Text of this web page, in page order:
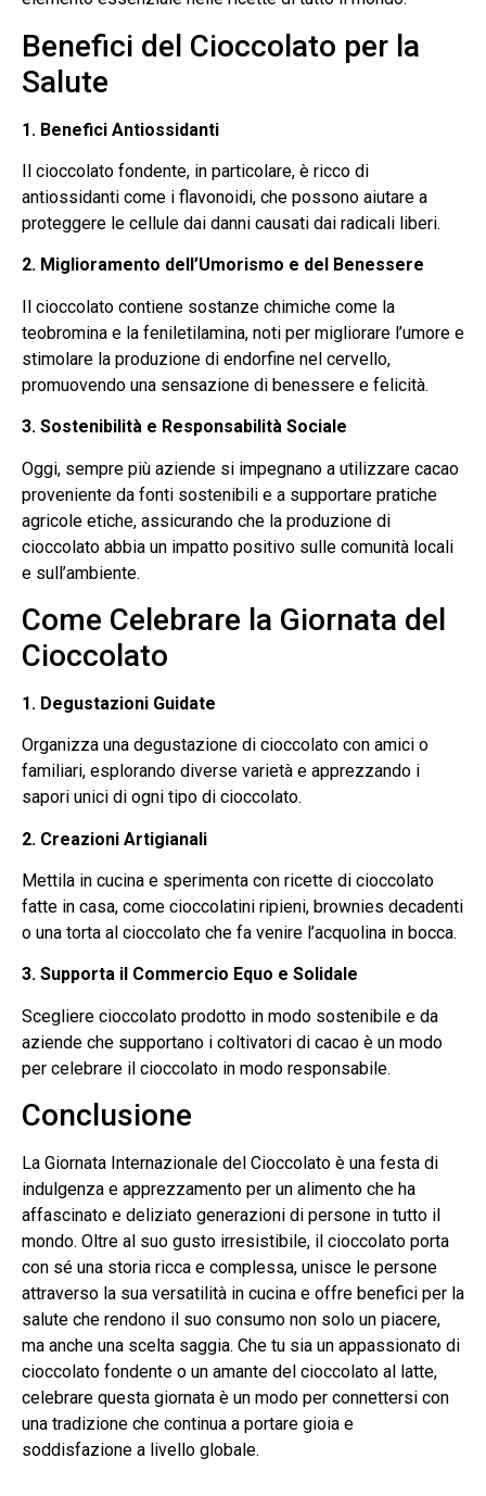
Benefici del Cioccolato per la
Salute
1. Benefici Antiossidanti
Il cioccolato fondente, in particolare, è ricco di
antiossidanti come i flavonoidi, che possono aiutare a
proteggere le cellule dai danni causati dai radicali liberi.
2. Miglioramento dell’Umorismo e del Benessere
Il cioccolato contiene sostanze chimiche come la
teobromina e la feniletilamina, noti per migliorare l’umore e
stimolare la produzione di endorfine nel cervello,
promuovendo una sensazione di benessere e felicità.
3. Sostenibilità e Responsabilità Sociale
Oggi, sempre più aziende si impegnano a utilizzare cacao
proveniente da fonti sostenibili e a supportare pratiche
agricole etiche, assicurando che la produzione di
cioccolato abbia un impatto positivo sulle comunità locali
e sull’ambiente.
Come Celebrare la Giornata del
Cioccolato
1. Degustazioni Guidate
Organizza una degustazione di cioccolato con amici o
familiari, esplorando diverse varietà e apprezzando i
sapori unici di ogni tipo di cioccolato.
2. Creazioni Artigianali
Mettila in cucina e sperimenta con ricette di cioccolato
fatte in casa, come cioccolatini ripieni, brownies decadenti
o una torta al cioccolato che fa venire l’acquolina in bocca.
3. Supporta il Commercio Equo e Solidale
Scegliere cioccolato prodotto in modo sostenibile e da
aziende che supportano i coltivatori di cacao è un modo
per celebrare il cioccolato in modo responsabile.
Conclusione
La Giornata Internazionale del Cioccolato è una festa di
indulgenza e apprezzamento per un alimento che ha
affascinato e deliziato generazioni di persone in tutto il
mondo. Oltre al suo gusto irresistibile, il cioccolato porta
con sé una storia ricca e complessa, unisce le persone
attraverso la sua versatilità in cucina e offre benefici per la
salute che rendono il suo consumo non solo un piacere,
ma anche una scelta saggia. Che tu sia un appassionato di
cioccolato fondente o un amante del cioccolato al latte,
celebrare questa giornata è un modo per connettersi con
una tradizione che continua a portare gioia e
soddisfazione a livello globale.